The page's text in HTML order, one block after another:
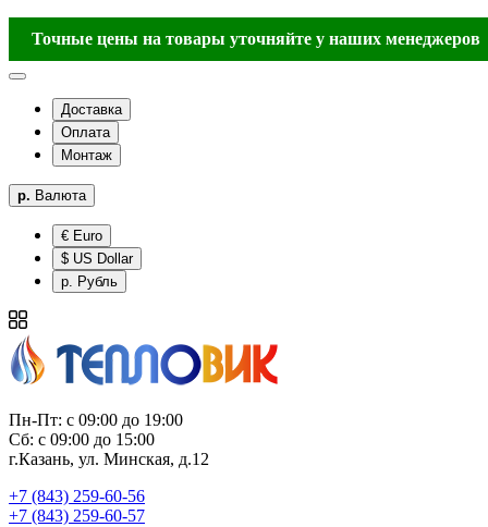
Точные цены на товары уточняйте у наших менеджеров
Доставка
Оплата
Монтаж
р. Валюта
€ Euro
$ US Dollar
р. Рубль
Пн-Пт: с 09:00 до 19:00
Сб: с 09:00 до 15:00
г.Казань, ул. Минская, д.12
+7 (843) 259-60-56
+7 (843) 259-60-57